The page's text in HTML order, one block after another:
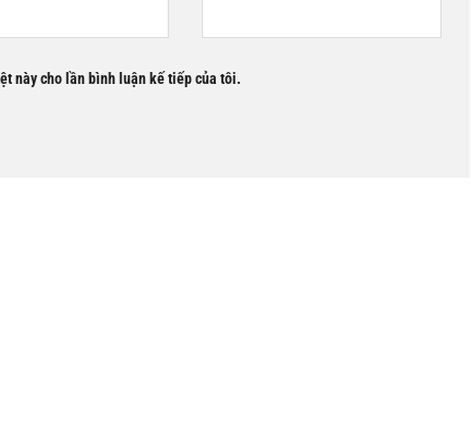
này cho lần bình luận kế tiếp của tôi.